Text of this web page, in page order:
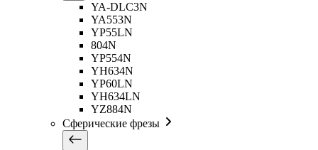
YA-DLC3N
YA553N
YP55LN
804N
YP554N
YH634N
YP60LN
YH634LN
YZ884N
Сферические фрезы